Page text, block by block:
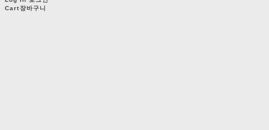
Cart장바구니